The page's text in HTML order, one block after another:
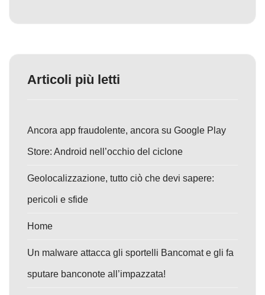
Articoli più letti
Ancora app fraudolente, ancora su Google Play
Store: Android nell’occhio del ciclone
Geolocalizzazione, tutto ciò che devi sapere:
pericoli e sfide
Home
Un malware attacca gli sportelli Bancomat e gli fa
sputare banconote all’impazzata!